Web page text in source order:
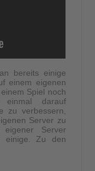
bereits einige
einem eigenen
Spiel noch
darauf
zu verbessern,
Server zu
Server
einige. Zu den